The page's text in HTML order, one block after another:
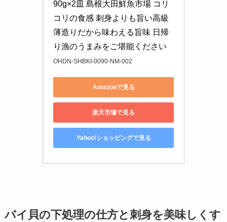
90g×2皿 島根大田鮮魚市場 コリ
コリの食感 刺身よりも旨い高級
薄造りだから味わえる旨味 日帰
り漁のうまみをご堪能ください
OHDN-SHBKI-0090-NM-002
Amazonで見る
楽天市場で見る
Yahoo!ショッピングで見る
バイ貝の下処理の仕方と刺身を美味しくす